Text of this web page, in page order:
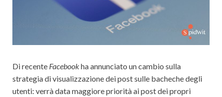
Di recente Facebookha annunciato un cambio sulla
strategia di visualizzazione dei post sulle bacheche degli
utenti: verrà data maggiore priorità ai post dei propri